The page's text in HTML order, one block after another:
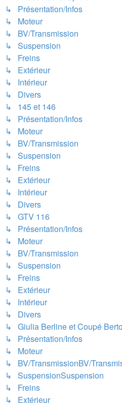
↳ Présentation/Infos
↳ Moteur
↳ BV/Transmission
↳ Suspension
↳ Freins
↳ Extérieur
↳ Intérieur
↳ Divers
↳ 145 et 146
↳ Présentation/Infos
↳ Moteur
↳ BV/Transmission
↳ Suspension
↳ Freins
↳ Extérieur
↳ Intérieur
↳ Divers
↳ GTV 116
↳ Présentation/Infos
↳ Moteur
↳ BV/Transmission
↳ Suspension
↳ Freins
↳ Extérieur
↳ Intérieur
↳ Divers
↳ Giulia Berline et Coupé
↳ Présentation/Infos
↳ Moteur
↳ BV/TransmissionBV/
↳ SuspensionSuspension
↳ Freins
↳ Extérieur